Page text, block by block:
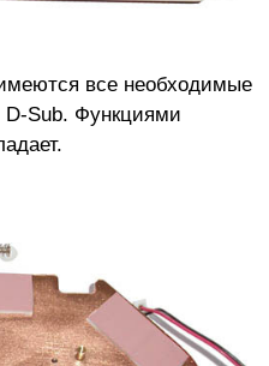
все необходимые
Sub. Функциями